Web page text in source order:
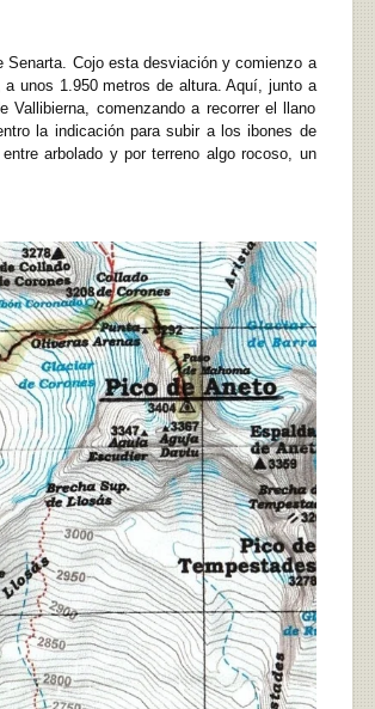
Senarta. Cojo esta desviación y comienzo a
unos 1.950 metros de altura. Aquí, junto a
comenzando a recorrer el llano
la indicación para subir a los ibones de
arbolado y por terreno algo rocoso, un